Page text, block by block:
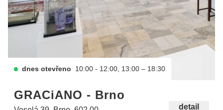
dnes otevřeno 10:00 - 12:00, 13:00 – 18:30
GRACiANO - Brno
detail